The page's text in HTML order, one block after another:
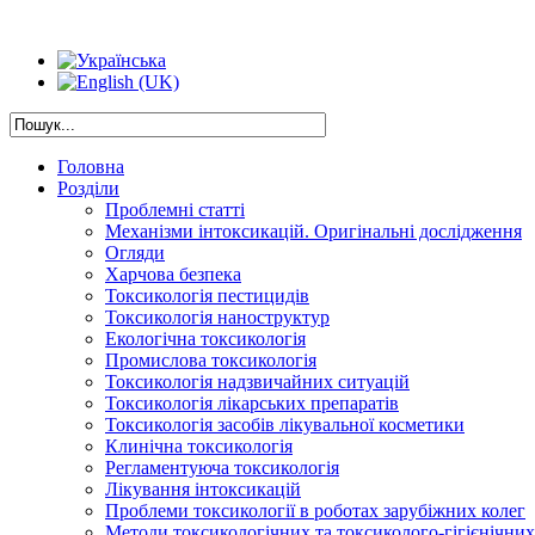
Головна
Розділи
Проблемні статті
Механізми інтоксикацій. Оригінальні дослідження
Огляди
Харчова безпека
Токсикологія пестицидів
Токсикологія наноструктур
Екологічна токсикологія
Промислова токсикологія
Токсикологія надзвичайних ситуацій
Токсикологія лікарських препаратів
Токсикологія засобів лікувальної косметики
Клинічна токсикологія
Регламентуюча токсикологія
Лікування інтоксикацій
Проблеми токсикології в роботах зарубіжних колег